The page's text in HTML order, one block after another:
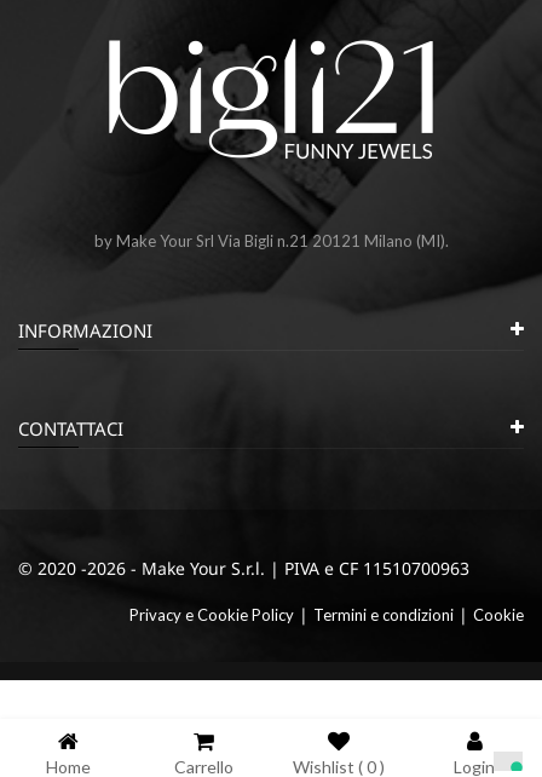
by Make Your Srl Via Bigli n.21 20121 Milano (MI).
INFORMAZIONI
CONTATTACI
© 2020 -2026 - Make Your S.r.l. | PIVA e CF 11510700963
Privacy e Cookie Policy | Termini e condizioni | Cookie
Home Carrello Wishlist (0) Login
Informativa sulla raccolta